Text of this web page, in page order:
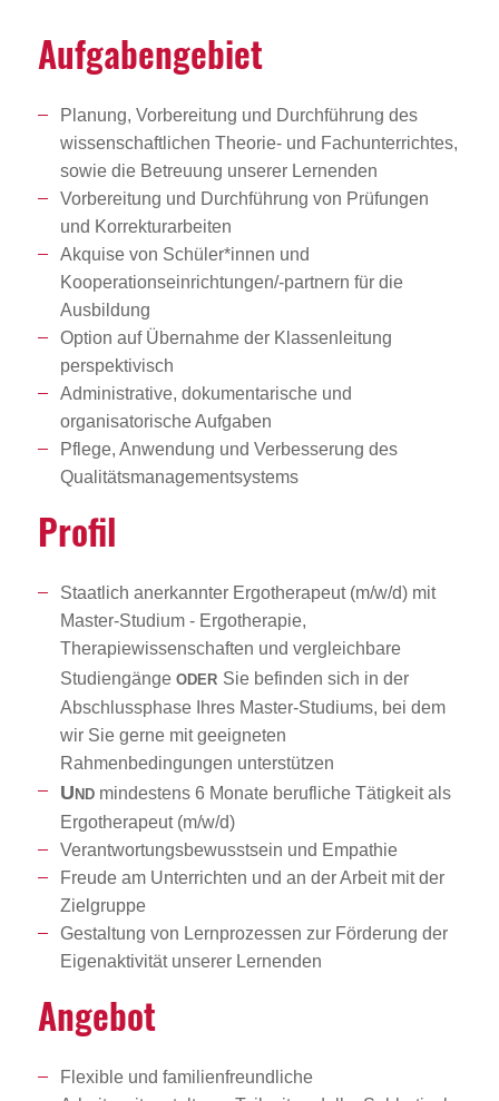
Aufga­ben­ge­biet
Planung, Vorbereitung und Durchführung des
wissenschaftlichen Theorie- und Fachunterrichtes,
sowie die Betreuung unserer Lernenden
Vorbereitung und Durchführung von Prüfungen
und Korrekturarbeiten
Akquise von Schüler*innen und
Kooperationseinrichtungen/-partnern für die
Ausbildung
Option auf Übernahme der Klassenleitung
perspektivisch
Administrative, dokumentarische und
organisatorische Aufgaben
Pflege, Anwendung und Verbesserung des
Qualitätsmanagementsystems
Profil
Staatlich anerkannter Ergotherapeut (m/w/d) mit
Master-Studium - Ergotherapie,
Therapiewissenschaften und vergleichbare
Studiengänge oder Sie befinden sich in der
Abschlussphase Ihres Master-Studiums, bei dem
wir Sie gerne mit geeigneten
Rahmenbedingungen unterstützen
Undmindestens 6 Monate berufliche Tätigkeit als
Ergotherapeut (m/w/d)
Verantwortungsbewusstsein und Empathie
Freude am Unterrichten und an der Arbeit mit der
Zielgruppe
Gestaltung von Lernprozessen zur Förderung der
Eigenaktivität unserer Lernenden
Angebot
Flexible und familienfreundliche